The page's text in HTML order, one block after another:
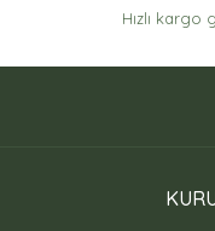
Hızlı kargo